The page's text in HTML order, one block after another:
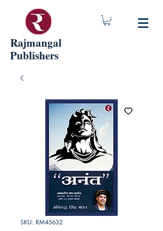
Rajmangal
Publishers
SKU: RM45632